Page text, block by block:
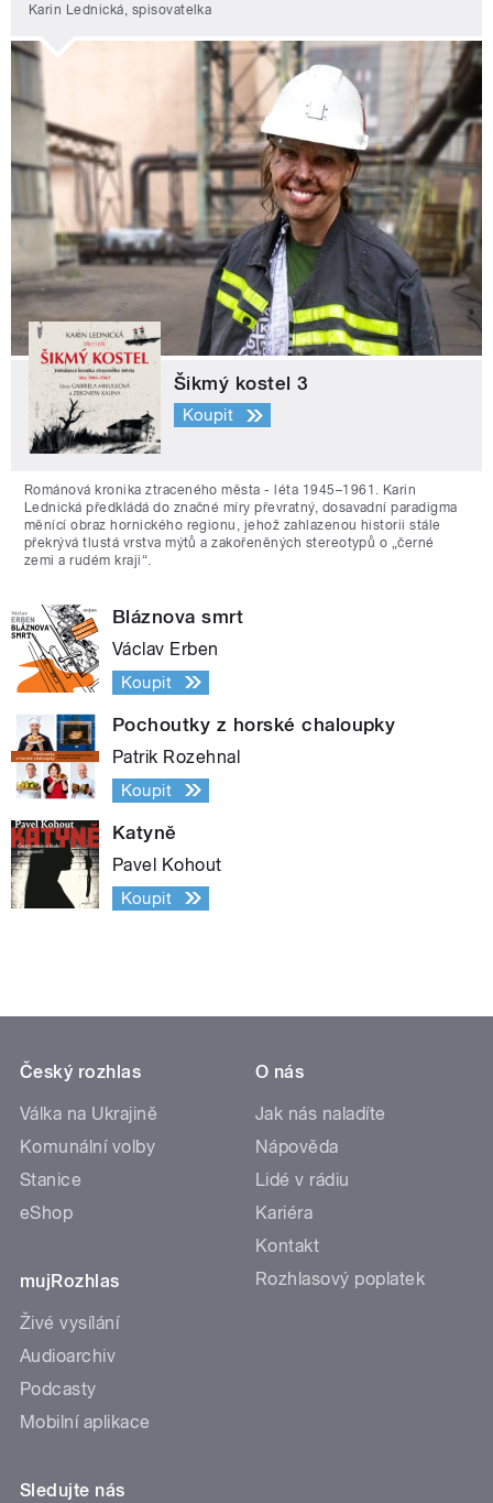
Karin Lednická, spisovatelka
Šikmý kostel 3
Koupit
Románová kronika ztraceného města - léta 1945–1961. Karin
Lednická předkládá do značné míry převratný, dosavadní paradigma
měnící obraz hornického regionu, jehož zahlazenou historii stále
překrývá tlustá vrstva mýtů a zakořeněných stereotypů o „černé
zemi a rudém kraji“.
Bláznova smrt
Václav Erben
Koupit
Pochoutky z horské chaloupky
Patrik Rozehnal
Koupit
Katyně
Pavel Kohout
Koupit
Český rozhlas
Válka na Ukrajině
Komunální volby
Stanice
eShop
mujRozhlas
Živé vysílání
Audioarchiv
Podcasty
Mobilní aplikace
O nás
Jak nás naladíte
Nápověda
Lidé v rádiu
Kariéra
Kontakt
Rozhlasový poplatek
Sledujte nás